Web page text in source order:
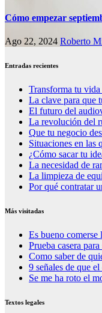
Cómo empezar
Ago 22, 2024 Roberto
Entradas recientes
Transforma tu
La clave para
El futuro del
La revolución del
Que tu negocio
Situaciones en
¿Cómo sacar tu
La necesidad de
La limpieza de
Por qué contratar
Más visitadas
Es bueno
Prueba casera
Como saber de
9 señales de que
Se me ha roto el
Textos legales